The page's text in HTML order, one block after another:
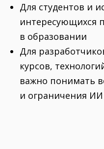
Для студентов и
интересующихся
в образовании
Для
курсов,
важно понимать
и ограничения ИИ